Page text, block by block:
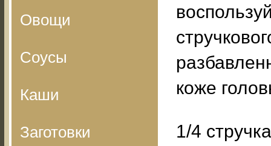
Овощи
Соусы
Каши
Заготовки
коже
1/4